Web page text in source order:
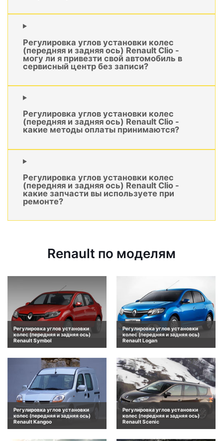
Регулировка углов установки колес
(передняя и задняя ось) Renault Clio -
могу ли я привезти свой автомобиль в
сервисный центр без записи?
Регулировка углов установки колес
(передняя и задняя ось) Renault Clio -
какие методы оплаты принимаются?
Регулировка углов установки колес
(передняя и задняя ось) Renault Clio -
какие запчасти вы используете при
ремонте?
Renault по моделям
Регулировка углов установки
колес (передняя и задняя ось)
Renault Symbol
Регулировка углов установки
колес (передняя и задняя ось)
Renault Logan
Регулировка углов установки
колес (передняя и задняя ось)
Renault Kangoo
Регулировка углов установки
колес (передняя и задняя ось)
Renault Scenic